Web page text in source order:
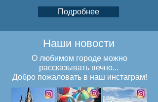
Подробнее
Наши новости
О любимом городе можно
рассказывать вечно...
Добро пожаловать в наш инстаграм!